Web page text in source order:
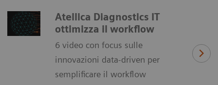
Atellica Diagnostics IT
ottimizza il workflow
6 video con focus sulle
innovazioni data-driven per
semplificare il workflow